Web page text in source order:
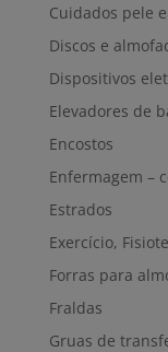
Cuidados pele
Discos e
Dispositivos
Elevadores de
Encostos
Enfermagem –
Estrados
Exercício,
Forras para
Fraldas
Gruas de